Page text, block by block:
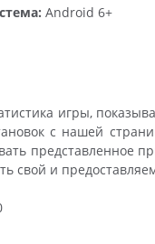
Android 6+
игры,
с нашей
представленное
свой и